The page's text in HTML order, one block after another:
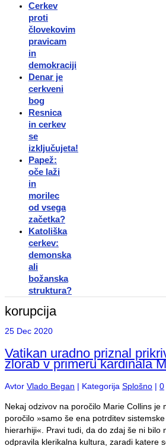
Cerkev
proti
človekovim
pravicam
in
demokraciji
Denar je
cerkveni
bog
Resnica
in cerkev
se
izključujeta!
Papež:
oče laži
in
morilec
od vsega
začetka?
Katoliška
cerkev:
demonska
ali
božanska
struktura?
korupcija
25 Dec 2020
Vatikan uradno priznal
zlorab v primeru kardinala
Avtor Vlado Began | Kategorija Splošno | 0
Nekaj odzivov na poročilo Marie Collins je
poročilo »samo še ena potrditev
hierarhiji«. Pravi tudi, da do zdaj še ni bilo
odpravila klerikalna kultura, zaradi katere